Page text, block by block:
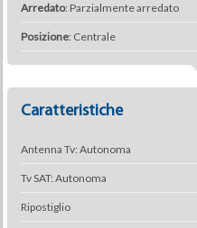
Arredato: Parzialmente arredato
Posizione: Centrale
Caratteristiche
Antenna Tv: Autonoma
Tv SAT: Autonoma
Ripostiglio